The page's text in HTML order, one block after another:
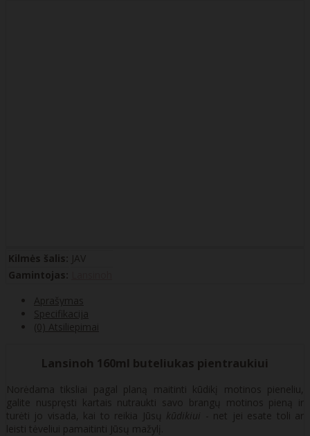
Kilmės šalis: JAV
Gamintojas:
Aprašymas
Specifikacija
(0) Atsiliepimai
Lansinoh 160ml buteliukas pientraukiui
Norėdama tiksliai pagal planą maitinti kūdikį motinos pieneliu,
galite nuspręsti kartais nutraukti savo brangų motinos pieną ir
turėti jo visada, kai to reikia Jūsų kūdikiui - net jei esate toli ar
leisti tėveliui pamaitinti Jūsų mažylį.